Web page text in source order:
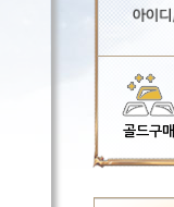
골드구매